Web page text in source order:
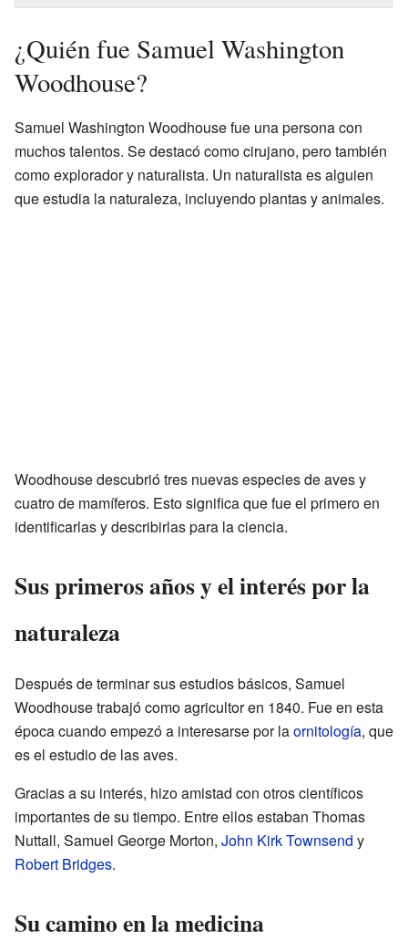
¿Quién fue Samuel Washington
Woodhouse?
Samuel Washington Woodhouse fue una persona con
muchos talentos. Se destacó como cirujano, pero también
como explorador y naturalista. Un naturalista es alguien
que estudia la naturaleza, incluyendo plantas y animales.
Woodhouse descubrió tres nuevas especies de aves y
cuatro de mamíferos. Esto significa que fue el primero en
identificarlas y describirlas para la ciencia.
Sus primeros años y el interés por la
naturaleza
Después de terminar sus estudios básicos, Samuel
Woodhouse trabajó como agricultor en 1840. Fue en esta
época cuando empezó a interesarse por laornitología, que
es el estudio de las aves.
Gracias a su interés, hizo amistad con otros científicos
importantes de su tiempo. Entre ellos estaban Thomas
Nuttall, Samuel George Morton, John Kirk Townsend y
Robert Bridges.
Su camino en la medicina